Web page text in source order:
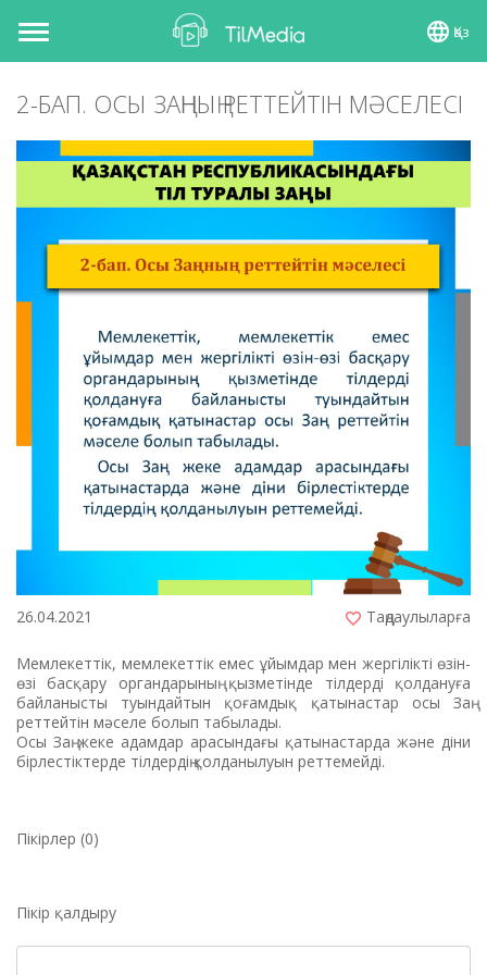
Toggle
navigation
Қаз
2-БАП. ОСЫ ЗАҢНЫҢ РЕТТЕЙТIН МӘСЕЛЕСI
26.04.2021 Таңдаулыларға
Мемлекеттiк, мемлекеттiк емес ұйымдар мен жергiлiктi өзiн-
өзi басқару органдарының қызметiнде тiлдердi қолдануға
байланысты туындайтын қоғамдық қатынастар осы Заң
реттейтiн мәселе болып табылады.
Осы Заң жеке адамдар арасындағы қатынастарда және дiни
бiрлестiктерде тiлдердiң қолданылуын реттемейдi.
Пікірлер (0)
Пікір қалдыру